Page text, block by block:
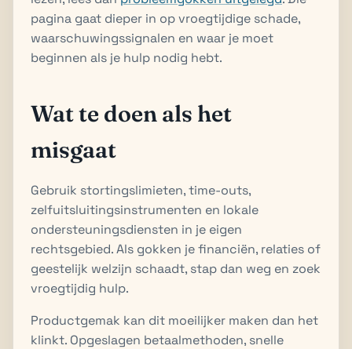
pagina gaat dieper in op vroegtijdige schade,
waarschuwingssignalen en waar je moet
beginnen als je hulp nodig hebt.
Wat te doen als het
misgaat
Gebruik stortingslimieten, time-outs,
zelfuitsluitingsinstrumenten en lokale
ondersteuningsdiensten in je eigen
rechtsgebied. Als gokken je financiën, relaties of
geestelijk welzijn schaadt, stap dan weg en zoek
vroegtijdig hulp.
Productgemak kan dit moeilijker maken dan het
klinkt. Opgeslagen betaalmethoden, snelle